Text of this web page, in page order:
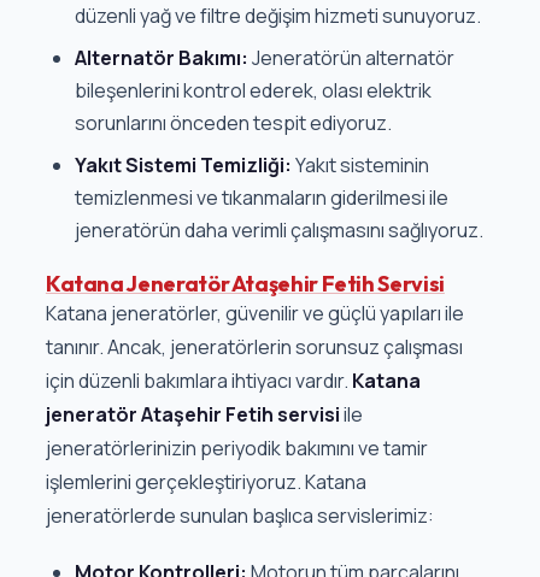
düzenli yağ ve filtre değişim hizmeti sunuyoruz.
Alternatör Bakımı: Jeneratörün alternatör
bileşenlerini kontrol ederek, olası elektrik
sorunlarını önceden tespit ediyoruz.
Yakıt Sistemi Temizliği: Yakıt sisteminin
temizlenmesi ve tıkanmaların giderilmesi ile
jeneratörün daha verimli çalışmasını sağlıyoruz.
Katana Jeneratör Ataşehir Fetih Servisi
Katana jeneratörler, güvenilir ve güçlü yapıları ile
tanınır. Ancak, jeneratörlerin sorunsuz çalışması
için düzenli bakımlara ihtiyacı vardır. Katana
jeneratör Ataşehir Fetih servisiile
jeneratörlerinizin periyodik bakımını ve tamir
işlemlerini gerçekleştiriyoruz. Katana
jeneratörlerde sunulan başlıca servislerimiz: